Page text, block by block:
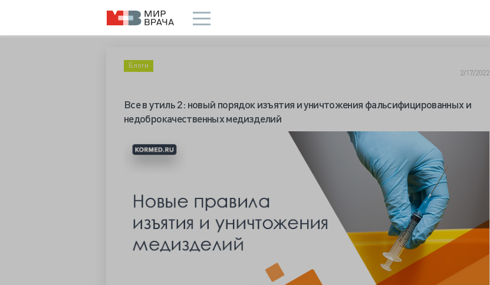
Блоги
2/17/2022
Все в утиль 2: новый порядок изъятия и уничтожения фальсифицированных и
недоброкачественных медизделий